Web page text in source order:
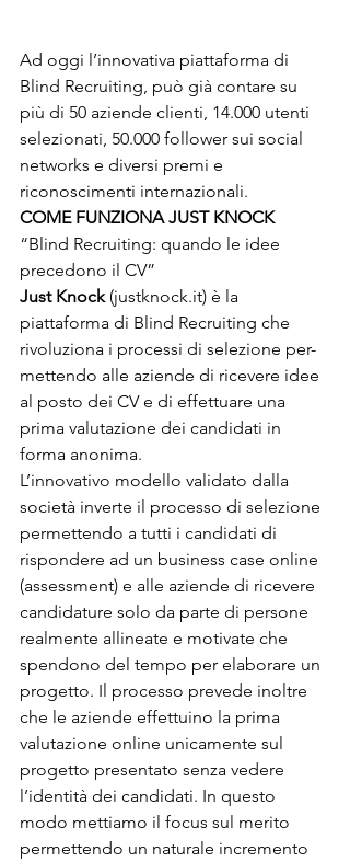
Ad oggi l’innovativa piattaforma di
Blind Recruiting, può già contare su
più di 50 aziende clienti, 14.000 utenti
selezionati, 50.000 follower sui social
networks e diversi premi e
riconoscimenti internazionali.
COME FUNZIONA JUST KNOCK
“Blind Recruiting: quando le idee
precedono il CV”
Just Knock (justknock.it) è la
piattaforma di Blind Recruiting che
rivoluziona i processi di selezione per-
mettendo alle aziende di ricevere idee
al posto dei CV e di effettuare una
prima valutazione dei candidati in
forma anonima.
L’innovativo modello validato dalla
società inverte il processo di selezione
permettendo a tutti i candidati di
rispondere ad un business case online
(assessment) e alle aziende di ricevere
candidature solo da parte di persone
realmente allineate e motivate che
spendono del tempo per elaborare un
progetto. Il processo prevede inoltre
che le aziende effettuino la prima
valutazione online unicamente sul
progetto presentato senza vedere
l’identità dei candidati. In questo
modo mettiamo il focus sul merito
permettendo un naturale incremento